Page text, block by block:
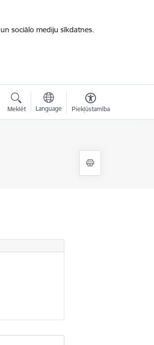
sociālo mediju sīkdatnes.
Meklēt Language Piekļūstamība